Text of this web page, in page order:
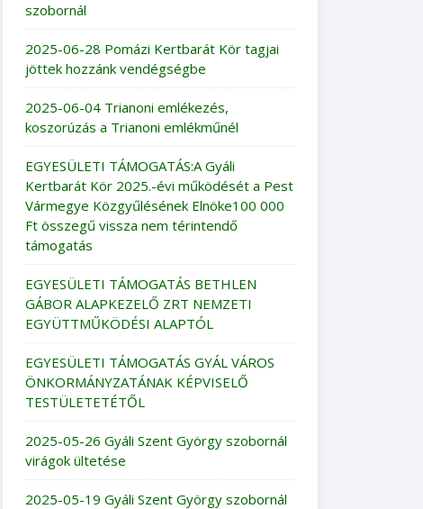
szobornál
2025-06-28 Pomázi Kertbarát Kör tagjai
jöttek hozzánk vendégségbe
2025-06-04 Trianoni emlékezés,
koszorúzás a Trianoni emlékműnél
EGYESÜLETI TÁMOGATÁS:A Gyáli
Kertbarát Kör 2025.-évi működését a Pest
Vármegye Közgyűlésének Elnöke100 000
Ft összegű vissza nem térintendő
támogatás
EGYESÜLETI TÁMOGATÁS BETHLEN
GÁBOR ALAPKEZELŐ ZRT NEMZETI
EGYÜTTMŰKÖDÉSI ALAPTÓL
EGYESÜLETI TÁMOGATÁS GYÁL VÁROS
ÖNKORMÁNYZATÁNAK KÉPVISELŐ
TESTÜLETETÉTŐL
2025-05-26 Gyáli Szent György szobornál
virágok ültetése
2025-05-19 Gyáli Szent György szobornál